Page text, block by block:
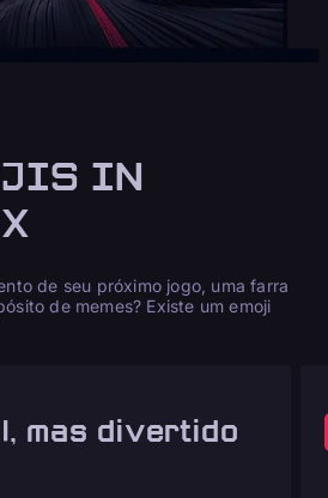
IN
de seu próximo jogo, uma farra
de memes? Existe um emoji
mas divertido